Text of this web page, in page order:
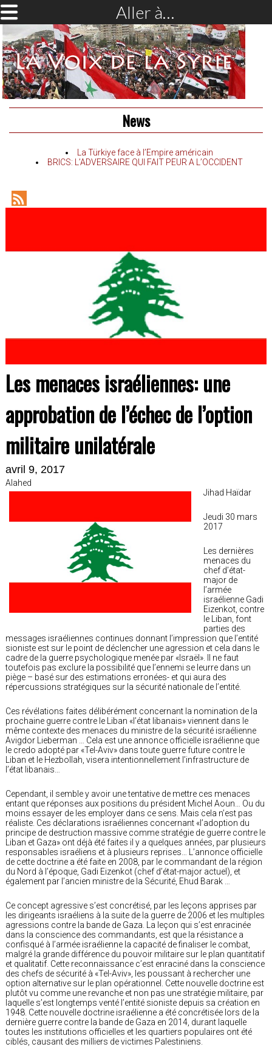
Aller à…
News
La Türkiye face à l’Empire américain
BRICS: L’ADVERSAIRE QUI FAIT PEUR A L’OCCIDENT
RSS
Les menaces israéliennes: une
approbation de l’échec de l’option
militaire unilatérale
avril 9, 2017
Alahed
Jihad Haïdar
Jeudi 30 mars
2017
Les dernières
menaces du
chef d’état-
major de
l’armée
israélienne Gadi
Eizenkot, contre
le Liban, font
parties des
messages israéliennes continues donnant l’impression que l’entité
sioniste est sur le point de déclencher une agression et cela dans le
cadre de la guerre psychologique menée par «Israël». Il ne faut
toutefois pas exclure la possibilité que l’ennemi se leurre dans un
piège – basé sur des estimations erronées- et qui aura des
répercussions stratégiques sur la sécurité nationale de l’entité.
Ces révélations faites délibérément concernant la nomination de la
prochaine guerre contre le Liban «l’état libanais» viennent dans le
même contexte des menaces du ministre de la sécurité israélienne
Avigdor Lieberman … Cela est une annonce officielle israélienne que
le credo adopté par «Tel-Aviv» dans toute guerre future contre le
Liban et le Hezbollah, visera intentionnellement l’infrastructure de
l’état libanais…
Cependant, il semble y avoir une tentative de mettre ces menaces
entant que réponses aux positions du président Michel Aoun… Ou du
moins essayer de les employer dans ce sens. Mais cela n’est pas
réaliste. Ces déclarations israéliennes concernant «l’adoption du
principe de destruction massive comme stratégie de guerre contre le
Liban et Gaza» ont déjà été faites il y a quelques années, par plusieurs
responsables israéliens et à plusieurs reprises… L’annonce officielle
de cette doctrine a été faite en 2008, par le commandant de la région
du Nord à l’époque, Gadi Eizenkot (chef d’état-major actuel), et
également par l’ancien ministre de la Sécurité, Ehud Barak …
Ce concept agressive s’est concrétisé, par les leçons apprises par
les dirigeants israéliens à la suite de la guerre de 2006 et les multiples
agressions contre la bande de Gaza. La leçon qui s’est enracinée
dans la conscience des commandants, est que la résistance a
confisqué à l’armée israélienne la capacité de finaliser le combat,
malgré la grande différence du pouvoir militaire sur le plan quantitatif
et qualitatif. Cette reconnaissance c’est enraciné dans la conscience
des chefs de sécurité à «Tel-Aviv», les poussant à rechercher une
option alternative sur le plan opérationnel. Cette nouvelle doctrine est
plutôt vu comme une revanche et non pas une stratégie militaire, par
laquelle s’est longtemps venté l’entité sioniste depuis sa création en
1948. Cette nouvelle doctrine israélienne a été concrétisée lors de la
dernière guerre contre la bande de Gaza en 2014, durant laquelle
toutes les institutions officielles et les quartiers populaires ont été
ciblés, causant des milliers de victimes Palestiniens.